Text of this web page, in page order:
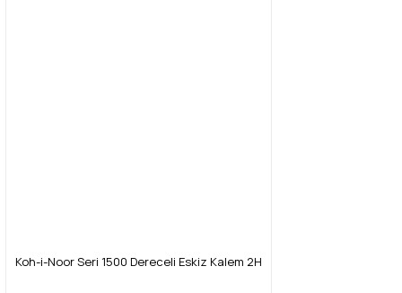
Koh-i-Noor Seri 1500 Dereceli Eskiz Kalem 2H